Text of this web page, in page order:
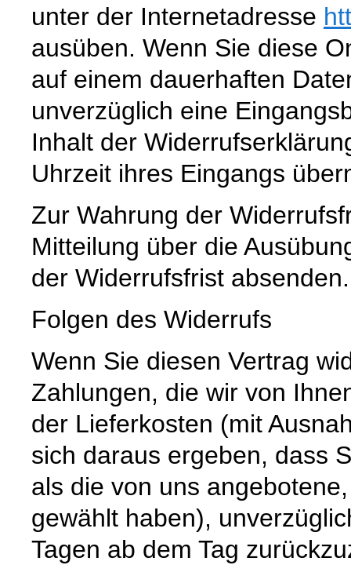
unter der Internetadresse
ausüben. Wenn Sie diese
auf einem dauerhaften
unverzüglich eine
Inhalt der
Uhrzeit ihres Eingangs
Zur Wahrung der
Mitteilung über die
der Widerrufsfrist absenden.
Folgen des Widerrufs
Wenn Sie diesen Vertrag
Zahlungen, die wir von
der Lieferkosten (mit
sich daraus ergeben, dass
als die von uns
gewählt haben),
Tagen ab dem Tag